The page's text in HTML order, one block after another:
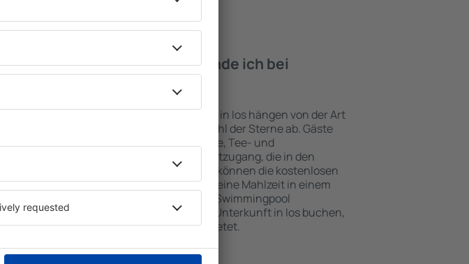
Welche Annehmlichkeiten finde ich bei
Die Annehmlichkeiten bei Unterkünften in Ios hängen von der Art
des ausgewählten Objekts und der Anzahl der Sterne ab. Gäste
nutzen Küchenzeile, Balkon, Klimaanlage, Tee- und
Kaffeezubehör, Handtücher und Internetzugang, die in den
Unterkünften verfügbar sind. Besucher können die kostenlosen
Parkplätze an der Unterkunft benutzen, eine Mahlzeit in einem
Restaurant bestellen oder ein Hotel mit Swimmingpool
auswählen. Sie können zusätzlich eine Unterkunft in Ios buchen,
die den Gästen Flughafentransfers anbietet.